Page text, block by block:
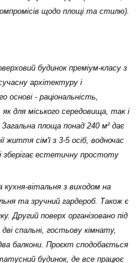
щодо площі та стилю).
будинок преміум-класу з
архітектуру і
основі - раціональність,
для міського середовища, так і
Загальна площа понад 240 м² дає
життя сім'ї з 3-5 осіб, водночас
зберігає естетичну простоту
вітальня з виходом на
та зручний гардероб. Також є
Другий поверх організовано під
спальні, гостьову кімнату,
балкони. Проєкт сподобається
будинок, де все працює